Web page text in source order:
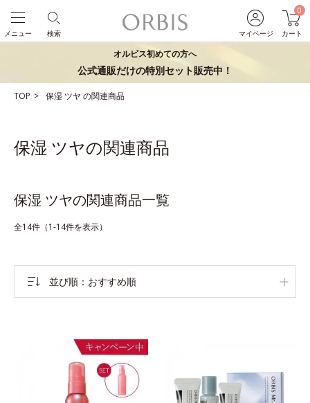
マイページ
0
カート
検索
メニュー
オルビス初めての方へ
公式通販だけの特別セット販売中！
TOP 保湿 ツヤ の関連商品
保湿 ツヤの関連商品
保湿 ツヤの関連商品一覧
全14件（1-14件を表示）
並び順 おすすめ順